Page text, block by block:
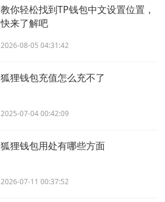
教你轻松找到TP钱包中文设置位置，
快来了解吧
2026-08-05 04:31:42
狐狸钱包充值怎么充不了
2025-07-04 00:42:09
狐狸钱包用处有哪些方面
2026-07-11 00:37:52